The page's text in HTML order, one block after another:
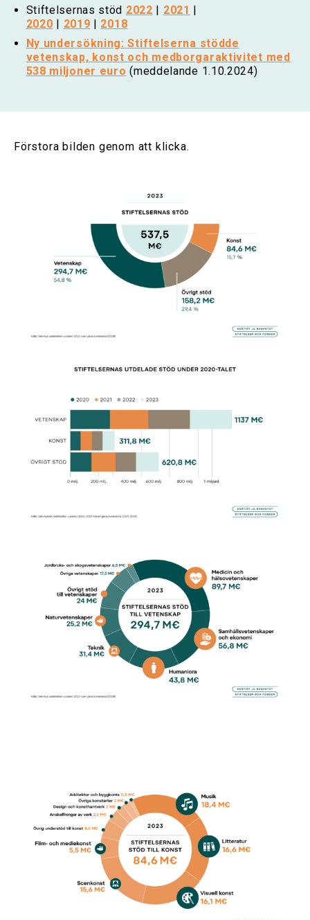
Stiftelsernas stöd 2022 | 2021 |
2020 | 2019 | 2018
Ny undersökning: Stiftelserna stödde
vetenskap, konst och medborgaraktivitet med
538 miljoner euro (meddelande 1.10.2024)
Förstora bilden genom att klicka.